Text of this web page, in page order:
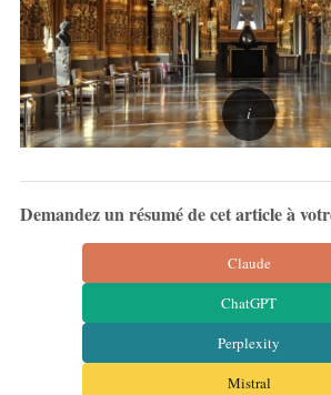
Demandez un résumé de cet article à
Claude
ChatGPT
Perplexity
Mistral